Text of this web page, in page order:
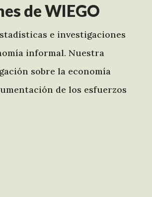
de WIEGO
e investigaciones
informal. Nuestra
sobre la economía
de los esfuerzos